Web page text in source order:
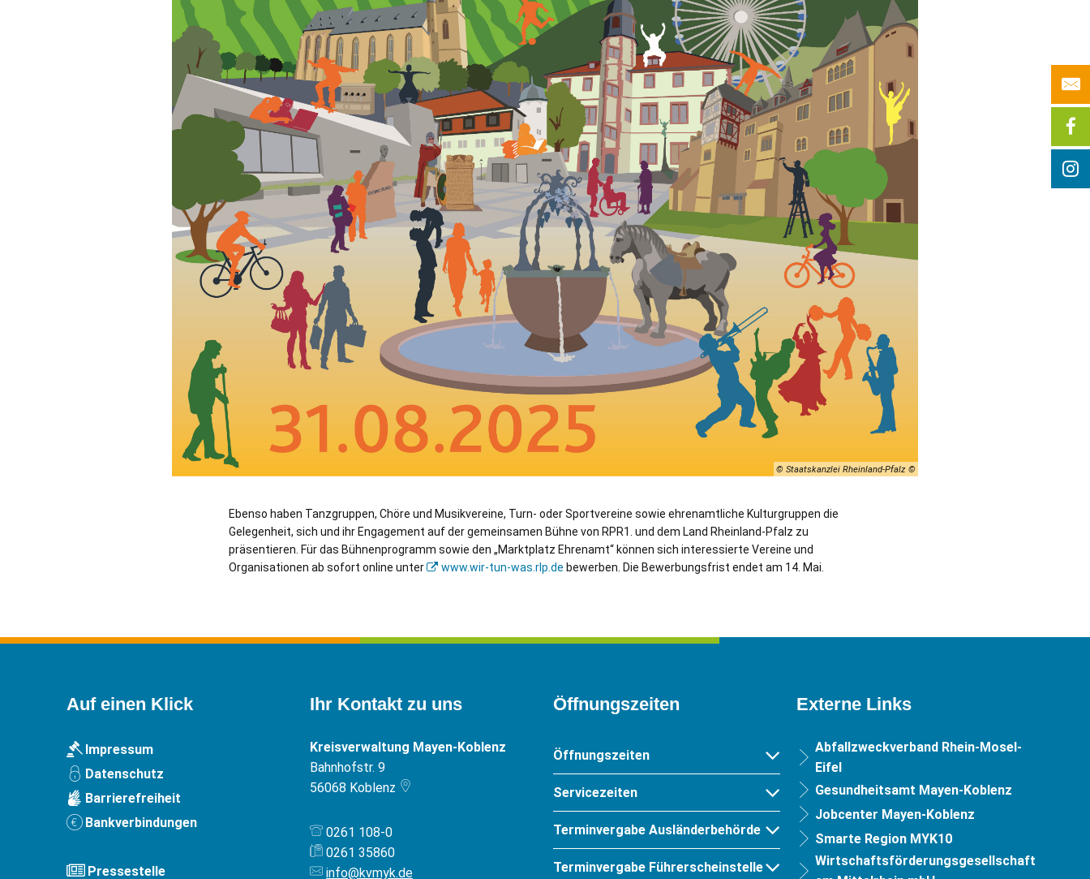
© Staatskanzlei Rheinland-Pfalz
Ebenso haben Tanzgruppen, Chöre und Musikvereine, Turn- oder Sportvereine sowie ehrenamtliche Kulturgruppen die
Gelegenheit, sich und ihr Engagement auf der gemeinsamen Bühne von RPR1. und dem Land Rheinland-Pfalz zu
präsentieren. Für das Bühnenprogramm sowie den „Marktplatz Ehrenamt“ können sich interessierte Vereine und
Organisationen ab sofort online unter
www.wir-tun-was.rlp.de bewerben. Die Bewerbungsfrist endet am 14. Mai.
Auf einen Klick
Impressum
Datenschutz
Barrierefreiheit
Bankverbindungen
Pressestelle
Ihr Kontakt zu uns
Kreisverwaltung Mayen-Koblenz
Bahnhofstr. 9
56068 Koblenz
0261 108-0
0261 35860
info@kvmyk.de
Öffnungszeiten
Öffnungszeiten
Servicezeiten
Terminvergabe Ausländerbehörde
Terminvergabe Führerscheinstelle
Externe Links
Abfallzweckverband Rhein-Mosel-
Eifel
Gesundheitsamt Mayen-Koblenz
Jobcenter Mayen-Koblenz
Smarte Region MYK10
Wirtschaftsförderungsgesellschaft